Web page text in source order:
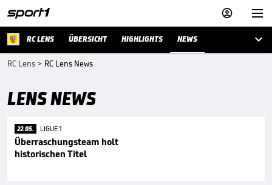


RC LENS ÜBERSICHT HIGHLIGHTS NEWS 
RC Lens > RC Lens News
LENS NEWS
22.05. LIGUE 1
Überraschungsteam holt
historischen Titel